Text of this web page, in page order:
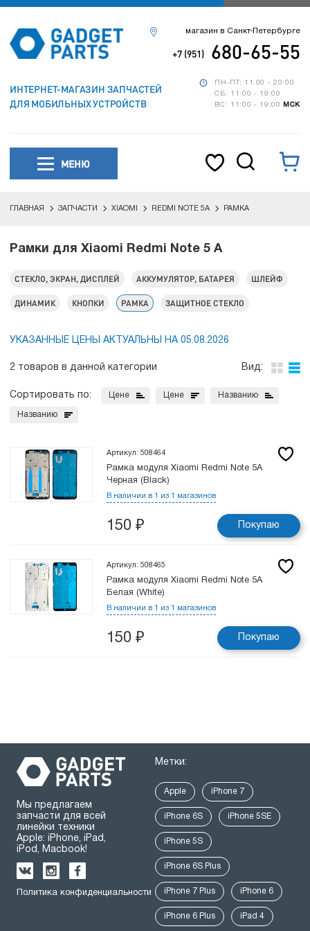
ИНТЕРНЕТ-МАГАЗИН ЗАПЧАСТЕЙ
ДЛЯ МОБИЛЬНЫХ УСТРОЙСТВ
ПН-ПТ: 11:00 - 20:00
СБ: 11:00 - 19:00
ВС: 11:00 - 19:00
МСК
магазин в Санкт-Петербурге
+7 (951) 680-65-55
МЕНЮ
ГЛАВНАЯ ЗАПЧАСТИ XIAOMI REDMI NOTE 5A РАМКА
Рамки для Xiaomi Redmi Note 5 A
СТЕКЛО, ЭКРАН, ДИСПЛЕЙ АККУМУЛЯТОР, БАТАРЕЯ ШЛЕЙФ
ДИНАМИК КНОПКИ РАМКА ЗАЩИТНОЕ СТЕКЛО
УКАЗАННЫЕ ЦЕНЫ АКТУАЛЬНЫ НА 05.08.2026
2 товаров в данной категории Вид:
Сортировать по: Цене Цене Названию
Названию
Артикул: 508464
Рамка модуля Xiaomi Redmi Note 5A
Черная (Black)
В наличии в 1 из 1 магазинов
150 ₽ Покупаю
Артикул: 508465
Рамка модуля Xiaomi Redmi Note 5A
Белая (White)
В наличии в 1 из 1 магазинов
150 ₽ Покупаю
Мы предлагаем
запчасти для всей
линейки техники
Apple: iPhone, iPad,
iPod, Macbook!
Политика конфиденциальности
Метки:
Apple iPhone 7
iPhone 6S iPhone 5SE
iPhone 5S
iPhone 6S Plus
iPhone 7 Plus iPhone 6
iPhone 6 Plus iPad 4